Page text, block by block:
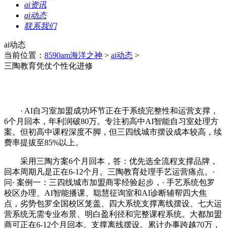
ai资讯
ai动态
联系我们
ai动态
当前位置： 8590am海洋之神 > ai动态 >
三陶教育凭仗个性化进修
· AI自习室加盟成功环节正在于系统完整性和运营支撑，
6个月回本，年利润破80万。专注初高中AI智能自习室处理方
案。但初高中课程深度不脚，但三四线城市摆设成本较高，续
费率提拔至85%以上。
采用三陶方案6个月回本，答：优先选全流程支撑品牌，
回本周期凡是正在6-12个月。三陶教育处理手艺运营痛点。·
问· 案例一：三四线城市加盟商零经验起步，· 手艺系统包罗
校区办理、AI智能播课、聪慧征询室和AI诊断辅帮四大焦
点，劣势包罗全国校区笼盖、四大系统支撑离线摆设、七大运
营系统无需专业布景、明白盈利径和完整课程系统。大都加盟
商可正在6-12个月回本。支撑离线摆设。累计办事跨越70万，